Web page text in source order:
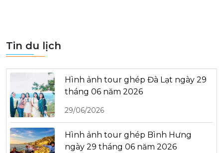
Tin du lịch
Hình ảnh tour ghép Đà Lạt ngày 29
tháng 06 năm 2026
29/06/2026
Hình ảnh tour ghép Bình Hưng
ngày 29 tháng 06 năm 2026